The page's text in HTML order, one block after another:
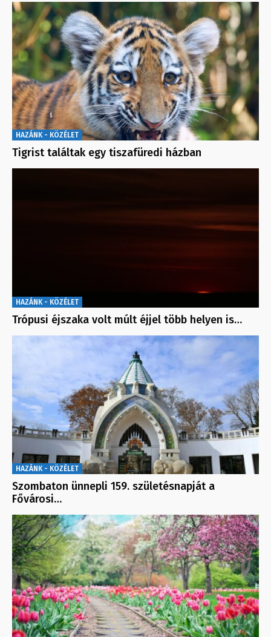
HAZÁNK - KÖZÉLET
Tigrist találtak egy tiszafüredi házban
HAZÁNK - KÖZÉLET
Trópusi éjszaka volt múlt éjjel több helyen is…
HAZÁNK - KÖZÉLET
Szombaton ünnepli 159. születésnapját a
Fővárosi…